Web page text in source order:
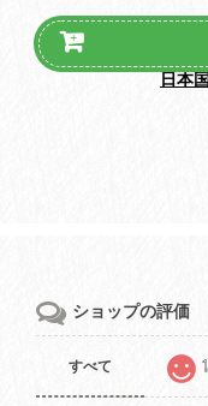
日本
ショップの評価
すべて